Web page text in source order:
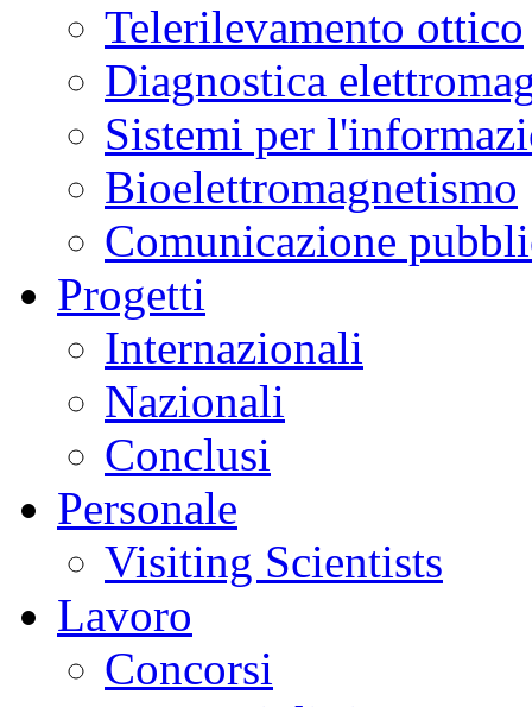
Telerilevamento ottico
Diagnostica
Sistemi per
Bioelettromagnetismo
Comunicazione
Progetti
Internazionali
Nazionali
Conclusi
Personale
Visiting Scientists
Lavoro
Concorsi